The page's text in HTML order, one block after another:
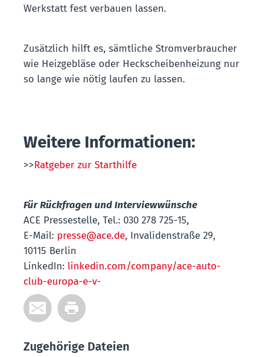
Werkstatt fest verbauen lassen.
Zusätzlich hilft es, sämtliche Stromverbraucher
wie Heizgebläse oder Heckscheibenheizung nur
so lange wie nötig laufen zu lassen.
Weitere Informationen:
>>Ratgeber zur Starthilfe
Für Rückfragen und Interviewwünsche
ACE Pressestelle, Tel.: 030 278 725-15,
E-Mail: presse@ace.de, Invalidenstraße 29,
10115 Berlin
LinkedIn: linkedin.com/company/ace-auto-
club-europa-e-v-
Zugehörige Dateien